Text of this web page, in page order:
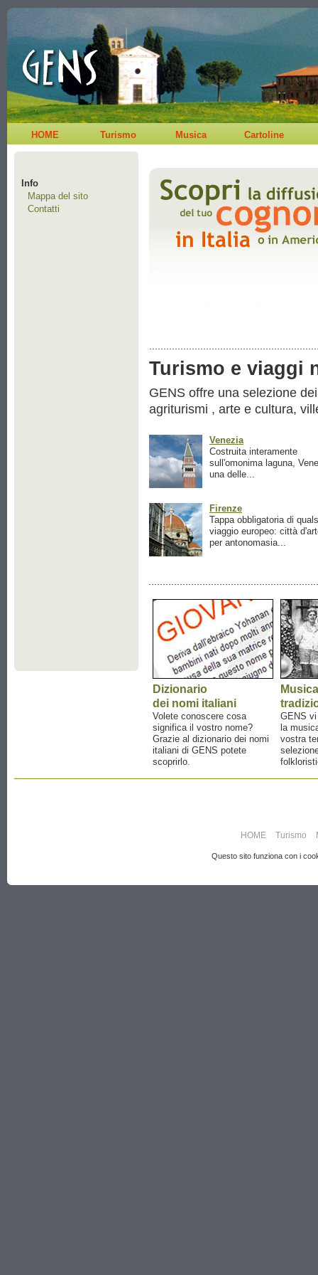
HOME Turismo Musica Cartoline
Info
Mappa del sito
Contatti
Turismo e viaggi
GENS offre una selezione
agriturismi , arte e cultura,
Venezia
Costruita interamente
sull'omonima laguna,
una delle...
Firenze
Tappa obbligatoria di
viaggio europeo: città
per antonomasia...
Dizionario
dei nomi italiani
Volete conoscere cosa
significa il vostro nome?
Grazie al dizionario dei nomi
italiani di GENS potete
scoprirlo.
Musica
GENS
la
vostra
HOME Turismo
Questo sito funziona con i